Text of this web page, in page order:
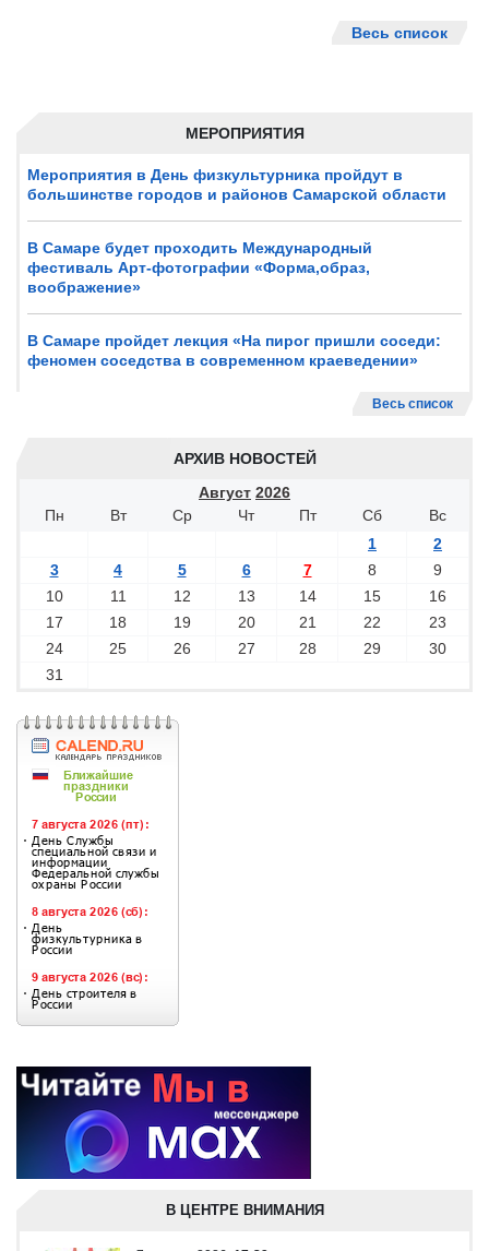
МЕРОПРИЯТИЯ
Мероприятия в День физкультурника пройдут в
большинстве городов и районов Самарской области
В Самаре будет проходить Международный
фестиваль Арт-фотографии «Форма,образ,
воображение»
В Самаре пройдет лекция «На пирог пришли соседи:
феномен соседства в современном краеведении»
Весь список
АРХИВ НОВОСТЕЙ
Август 2026
Пн
Вт Ср Чт Пт Сб
Вс
1
2
3
4 5 6 7 8
9
10
11 12 13 14 15
16
17
18 19 20 21 22
23
24
25 26 27 28 29
30
31
Весь список
В ЦЕНТРЕ ВНИМАНИЯ